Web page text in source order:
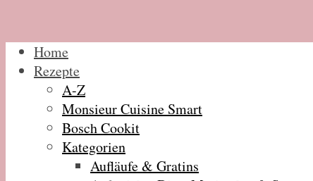
Home
Rezepte
A-Z
Monsieur Cuisine Smart
Bosch Cookit
Kategorien
Aufläufe & Gratins